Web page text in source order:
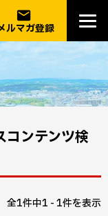
email
ルマガ登録
ンテンツ検
全1件中1 - 1件を表示